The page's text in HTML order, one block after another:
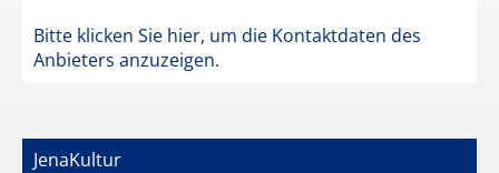
Bitte klicken Sie hier, um die Kontaktdaten des
Anbieters anzuzeigen.
JenaKultur